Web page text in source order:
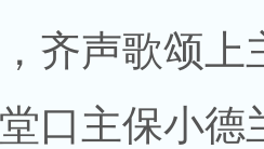
齐声歌颂上
口主保小德